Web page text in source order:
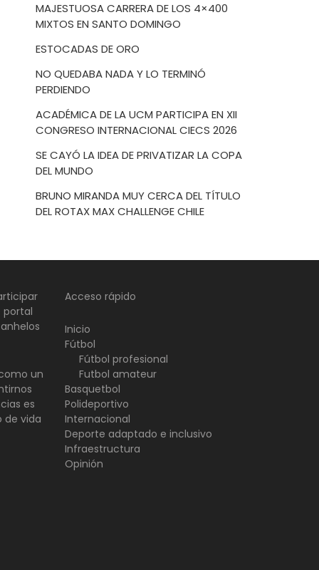
MAJESTUOSA CARRERA DE LOS 4×400
MIXTOS EN SANTO DOMINGO
ESTOCADAS DE ORO
NO QUEDABA NADA Y LO TERMINÓ
PERDIENDO
ACADÉMICA DE LA UCM PARTICIPA EN XII
CONGRESO INTERNACIONAL CIECS 2026
SE CAYÓ LA IDEA DE PRIVATIZAR LA COPA
DEL MUNDO
BRUNO MIRANDA MUY CERCA DEL TÍTULO
DEL ROTAX MAX CHALLENGE CHILE
portal
un
es
de vida
Acceso rápido
Inicio
Fútbol
Fútbol profesional
Futbol amateur
Basquetbol
Polideportivo
Internacional
Deporte adaptado e inclusivo
Infraestructura
Opinión